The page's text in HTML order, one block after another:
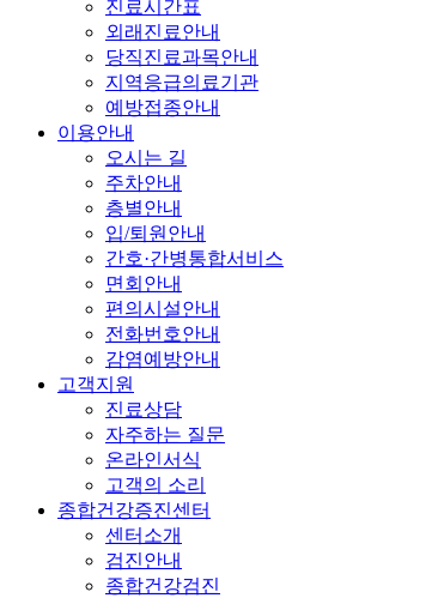
진료시간표
외래진료안내
당직진료과목안내
지역응급의료기관
예방접종안내
이용안내
오시는 길
주차안내
층별안내
입/퇴원안내
간호·간병통합서비스
면회안내
편의시설안내
전화번호안내
감염예방안내
고객지원
진료상담
자주하는 질문
온라인서식
고객의 소리
종합건강증진센터
센터소개
검진안내
종합건강검진